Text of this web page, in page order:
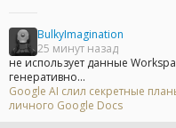
BulkyImagination
25 минут назад
не использует данные
генеративно...
Google AI слил секретные
личного Google Docs